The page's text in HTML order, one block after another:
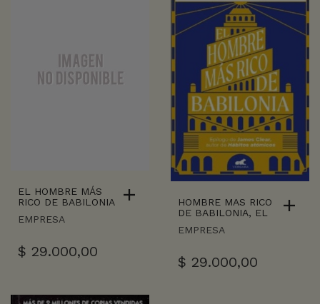
EL HOMBRE MÁS
RICO DE BABILONIA
EMPRESA
$ 29.000,00
HOMBRE MAS RICO
DE BABILONIA, EL
EMPRESA
$ 29.000,00